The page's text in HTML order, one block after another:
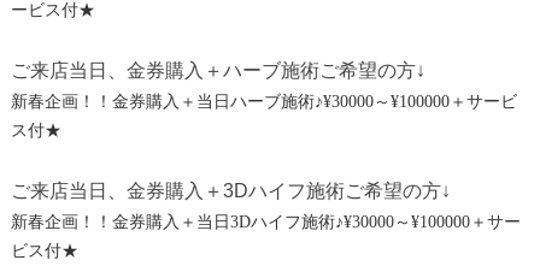
ービス付★
ご来店当日、金券購入＋ハーブ施術ご希望の方↓
新春企画！！金券購入＋当日ハーブ施術♪¥30000～¥100000＋サービ
ス付★
ご来店当日、金券購入＋3Dハイフ施術ご希望の方↓
新春企画！！金券購入＋当日3Dハイフ施術♪¥30000～¥100000＋サー
ビス付★